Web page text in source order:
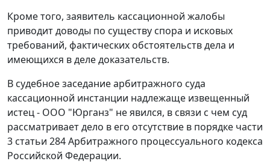
Кроме того, заявитель кассационной жалобы
приводит доводы по существу спора и исковых
требований, фактических обстоятельств дела и
имеющихся в деле доказательств.
В судебное заседание арбитражного суда
кассационной инстанции надлежаще извещенный
истец - ООО "Юрганз" не явился, в связи с чем суд
рассматривает дело в его отсутствие в порядке части
3 статьи 284 Арбитражного процессуального кодекса
Российской Федерации.